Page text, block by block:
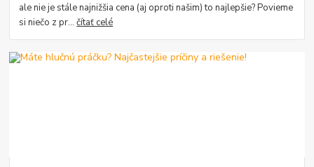
ale nie je stále najnižšia cena (aj oproti našim) to najlepšie? Povieme
si niečo z pr...čítať celé